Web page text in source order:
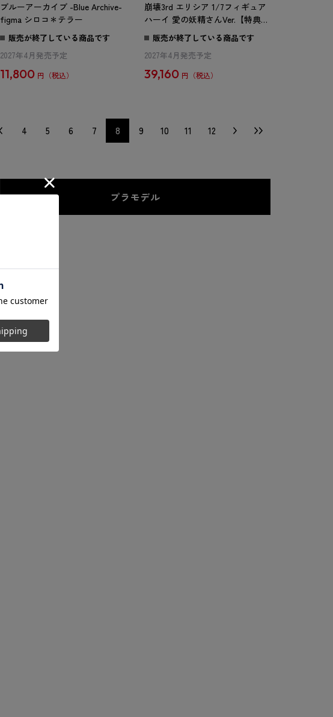
ブルーアーカイブ -Blue Archive-
figma シロコ＊テラー
販売が終了している商品です
2027年4月発売予定
11,800 円
崩壊3rd エリシア 1/7フィギュア
ハーイ 愛の妖精さんVer.【特典な
しVer】
販売が終了している商品です
2027年4月発売予定
39,160 円
4 5 6 7 8 9 10 11 12
プラモデル